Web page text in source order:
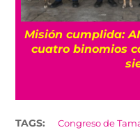
Misión cumplida:
cuatro binomios
TAGS: Congreso de